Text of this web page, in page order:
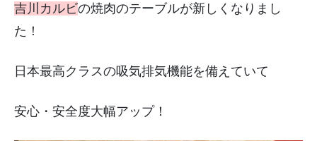
吉川カルビの焼肉のテーブルが新しくなりまし
た！
日本最高クラスの吸気排気機能を備えていて
安心・安全度大幅アップ！